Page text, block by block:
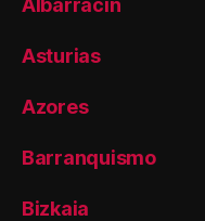
Albarracin
Asturias
Azores
Barranquismo
Bizkaia